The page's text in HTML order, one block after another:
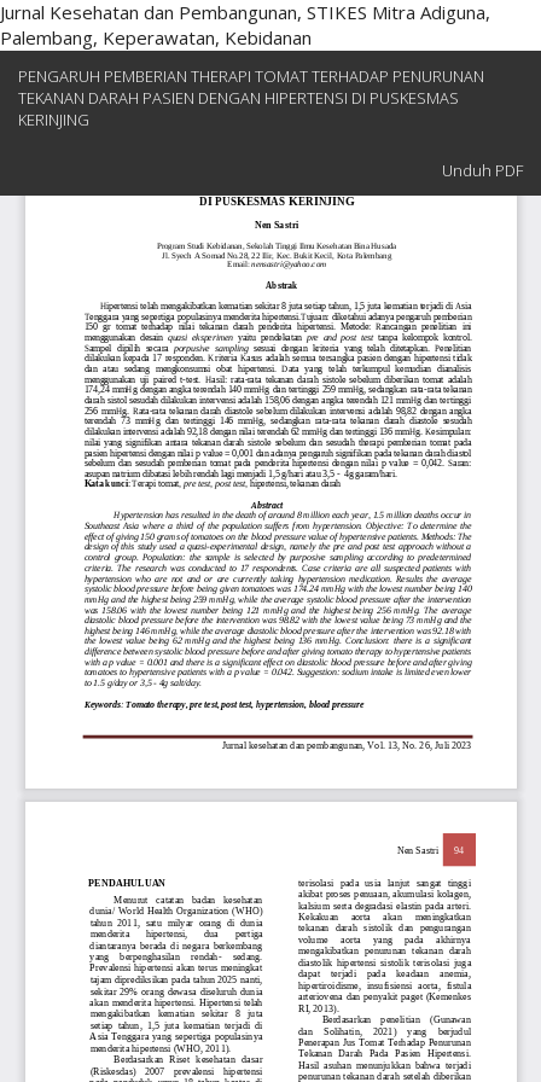
Jurnal Kesehatan dan Pembangunan, STIKES Mitra Adiguna,
Palembang, Keperawatan, Kebidanan
Rincian
Artikel
PENGARUH PEMBERIAN THERAPI TOMAT TERHADAP PENURUNAN
TEKANAN DARAH PASIEN DENGAN HIPERTENSI DI PUSKESMAS
KERINJING
Unduh
Unduh PDF